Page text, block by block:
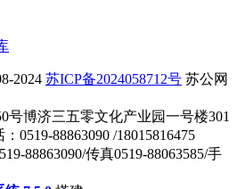
2024 苏ICP备2024058712号 苏公网
号博济三五零文化产业园一号楼301
0519-88863090 /18015816475
88863090/传真0519-88063585/手